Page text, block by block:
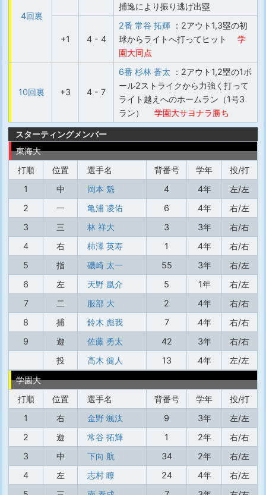
4回裏
捕逸により振り逃げ出塁
+1 4 - 4
2番 常谷 拓輝 ：2アウト1,3塁の初
球からライトへ打ってヒット
学
園大同点
10回裏 +3 4 - 7
6番 杉林 蒼太 ：2アウト1,2塁の1ボ
ール2ストライクから力強く打って
ライト越えへのホームラン（1号3
ラン）
学園大サヨナラ勝ち
スターティングメンバー
東海大
打順
位置 選手名 背番号 学年
投/打
1
中 岡本 魁 4 4年
左/左
2
一 亀浦 凌佑 6 4年
右/左
3
三 林 祥大 3 3年
右/右
4
右 柿澤 英寿 1 4年
右/右
5
指 磯崎 太一 55 3年
右/左
6
左 天野 凰介 5 1年
右/左
7
二 服部 大 2 4年
右/右
8
捕 鈴木 彪我 7 4年
右/右
9
遊 佐藤 勇太 42 3年
右/右
投
高木 健人 13 4年
左/左
学園大
打順
位置 選手名 背番号 学年
投/打
1
右 金野 颯汰 9 3年
左/左
2
遊 常谷 拓輝 1 2年
右/右
3
中 下向 航 34 2年
右/左
4
左 志村 瞭 24 4年
右/左